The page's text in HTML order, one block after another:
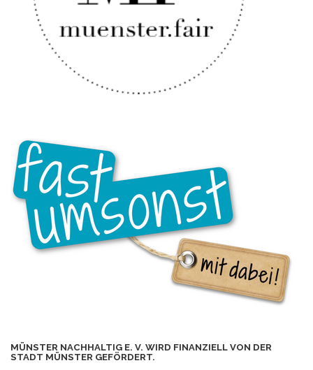
MÜNSTER NACHHALTIG E. V. WIRD FINANZIELL VON DER
STADT MÜNSTER GEFÖRDERT.